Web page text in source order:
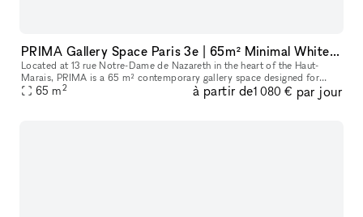
PRIMA Gallery Space Paris 3e | 65m² Minimal White Cube in Haut-Marais
Located at 13 rue Notre-Dame de Nazareth in the heart of the Haut-
Marais, PRIMA is a 65 m² contemporary gallery space designed for
exhibitions, pop-ups, showrooms, fashion presentations, castings, ev
65 m2 à partir de1 080 € par jour